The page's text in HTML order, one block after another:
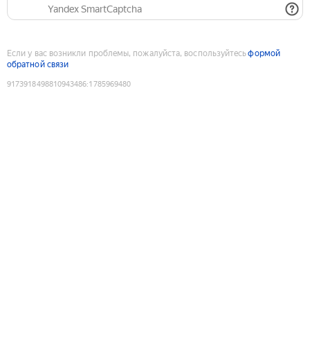
Yandex SmartCaptcha
Если у вас возникли проблемы, пожалуйста, воспользуйтесьформой
обратной связи
9173918498810943486:1785969480